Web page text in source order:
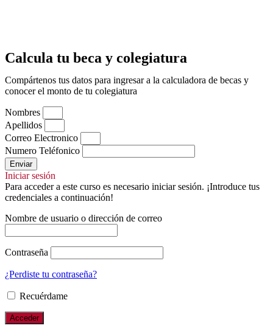
Calcula tu beca y colegiatura
Compártenos tus datos para ingresar a la calculadora de becas y
conocer el monto de tu colegiatura
Nombres
Apellidos
Correo Electronico
Numero Teléfonico
Enviar
Iniciar sesión
Para acceder a este curso es necesario iniciar sesión. ¡Introduce tus
credenciales a continuación!
Nombre de usuario o dirección de correo
Contraseña
¿Perdiste tu contraseña?
Recuérdame